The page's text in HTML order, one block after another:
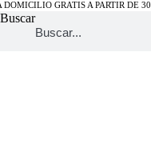
GRATIS A PARTIR DE 30€
Buscar